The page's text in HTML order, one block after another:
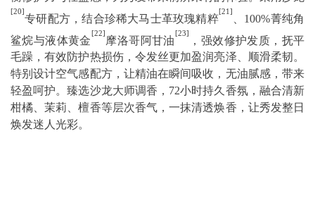
[20]
专研配方，结合珍稀大马士革玫瑰精粹
[21]
、100%菁纯角
鲨烷与液体黄金
[22]
摩洛哥阿甘油
[23]
，强效修护发质，抚平
毛躁，有效防护热损伤，令发丝更加盈润亮泽、顺滑柔韧。
特别设计空气感配方，让精油在瞬间吸收，无油腻感，带来
轻盈呵护。臻选沙龙大师调香，72小时持久香氛，融合清新
柑橘、茉莉、檀香等层次香气，一抹清透焕香，让秀发整日
焕发迷人光彩。